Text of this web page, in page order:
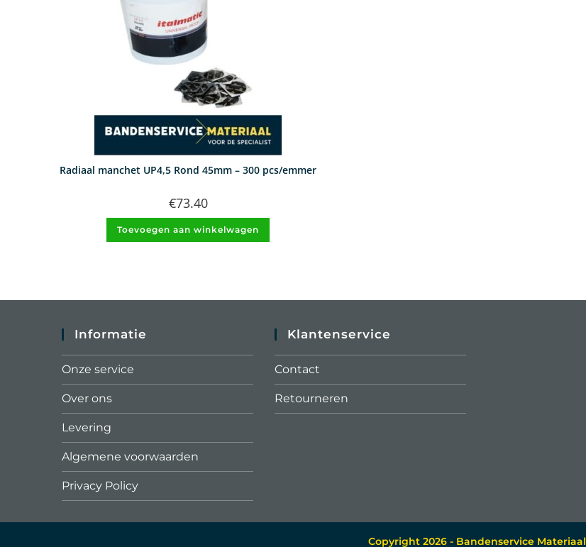
Radiaal manchet UP4,5 Rond 45mm – 300 pcs/emmer
€73.40
Toevoegen aan winkelwagen
Informatie
Onze service
Over ons
Levering
Algemene voorwaarden
Privacy Policy
Klantenservice
Contact
Retourneren
Copyright 2026 - Bandenservice Materiaal